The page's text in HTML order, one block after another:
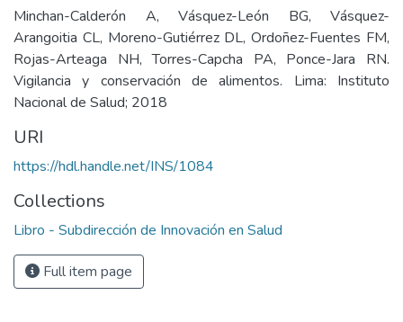
Minchan-Calderón A, Vásquez-León BG, Vásquez-
Arangoitia CL, Moreno-Gutiérrez DL, Ordoñez-Fuentes FM,
Rojas-Arteaga NH, Torres-Capcha PA, Ponce-Jara RN.
Vigilancia y conservación de alimentos. Lima: Instituto
Nacional de Salud; 2018
URI
https://hdl.handle.net/INS/1084
Collections
Libro - Subdirección de Innovación en Salud
Full item page